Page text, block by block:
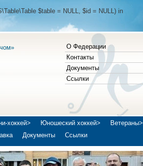
$table = NULL, $id = NULL) in
О Федерации
Контакты
Документы
Ссылки
хоккей> Юношеский хоккей>
Ветераны>
Документы Ссылки